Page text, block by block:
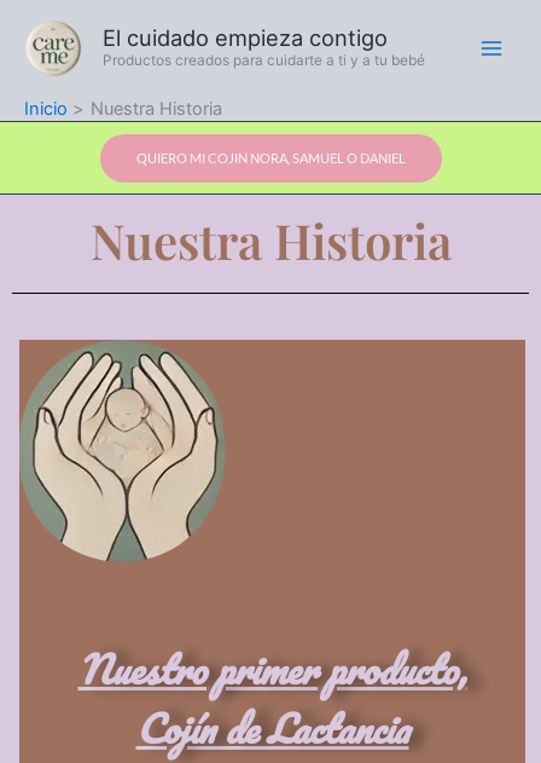
contenido
El cuidado empieza contigo
Productos creados para cuidarte a ti y a tu bebé
Inicio Nuestra Historia
QUIERO MI COJIN NORA, SAMUEL O DANIEL
Nuestra Historia
Nuestro primer producto,
Cojín de Lactancia